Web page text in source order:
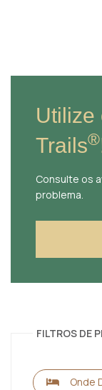
Utilize
Trails®
Consulte os
problema.
FILTROS DE
Onde